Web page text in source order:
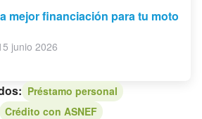
mejor financiación para tu moto
junio 2026
Préstamo personal
Crédito con ASNEF